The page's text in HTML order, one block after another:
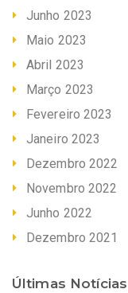
Junho 2023
Maio 2023
Abril 2023
Março 2023
Fevereiro 2023
Janeiro 2023
Dezembro 2022
Novembro 2022
Junho 2022
Dezembro 2021
Últimas Notícias